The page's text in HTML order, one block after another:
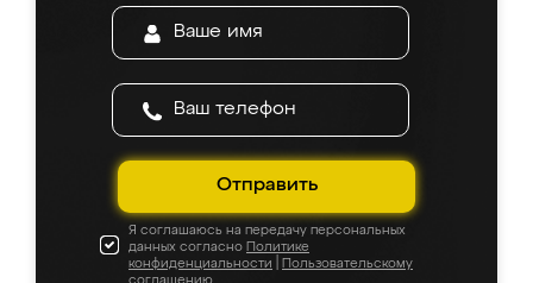
Отправить
Я соглашаюсь на передачу персональных
данных согласно Политике
конфиденциальности
Пользовательскому
соглашению